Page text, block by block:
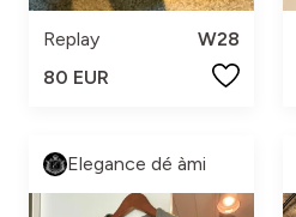
Replay
W28
80 EUR
Elegance dé àmi